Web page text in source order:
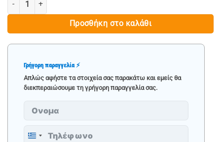
Προσθήκη στο καλάθι
Γρήγορη παραγγελία ⚡
Απλώς αφήστε τα στοιχεία σας παρακάτω και εμείς θα
διεκπεραιώσουμε τη γρήγορη παραγγελία σας.
Greece